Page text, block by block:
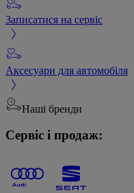
Записатися на сервіс
Аксесуари для автомобіля
Наші бренди
Сервіс і продаж: